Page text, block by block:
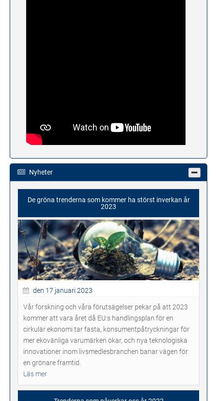
Nyheter
De gröna trenderna som kommer ha störst inverkan år
2023
den 17 januari 2023
Vår forskning och våra förutsägelser pekar på att 2023
kommer att vara året då EU:s handlingsplan för en
cirkulär ekonomi tar fasta, konsumentpåtryckningar för
mer ekovänliga varumärken ökar, och nya teknologiska
innovationer inom livsmedlesbranchen banar vägen för
en grönare framtid.
Läs mer